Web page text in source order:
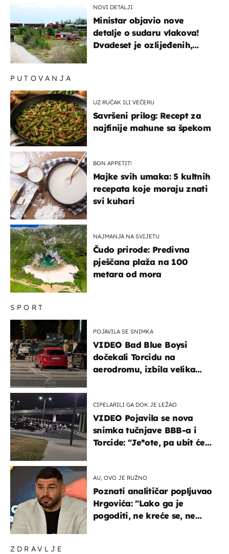
NOVI DETALJI
Ministar objavio nove
detalje o sudaru vlakova!
Dvadeset je ozlijeđenih,
ZDRAVLJE
SPORT
POJAVILA SE SNIMKA
VIDEO Bad Blue Boysi
dočekali Torcidu na
aerodromu, izbila velika
CIPELARILI GA DOK JE LEŽAO
VIDEO Pojavila se nova
snimka tučnjave BBB-a i
Torcide: "Je*ote, pa ubit će
AU, OVO JE RUŽNO
Poznati analitičar popljuvao
Hrgovića: "Lako ga je
pogoditi, ne kreće se, ne
PUTOVANJA
UZ RUČAK ILI VEČERU
Savršeni prilog: Recept za
najfinije mahune sa špekom
BON APPETIT!
Majke svih umaka: 5 kultnih
recepata koje moraju znati
svi kuhari
NAJMANJA NA SVIJETU
Čudo prirode: Predivna
pješčana plaža na 100
metara od mora